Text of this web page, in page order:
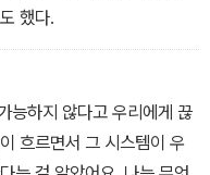
했다.
능하지 않다고 우리에게 끊
흐르면서 그 시스템이 우